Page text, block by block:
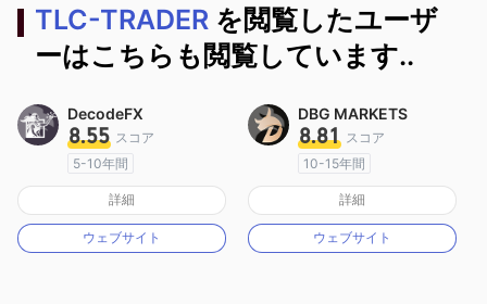
TLC-TRADER を閲覧したユーザ
ーはこちらも閲覧しています..
DecodeFX
8.55 スコア
5-10年間
オーストラリア規制
マーケットメイキングライセンス（MM）
MT4フルライセンス
詳細
ウェブサイト
DBG MARKETS
8.81 スコア
10-15年間
オーストラリア規制
マーケットメイキングライセンス（MM）
MT4フルライセンス
詳細
ウェブサイト